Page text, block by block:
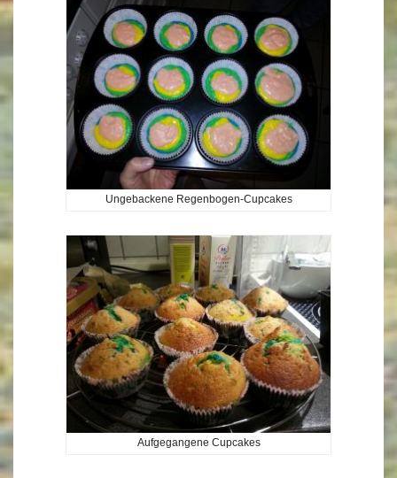
Ungebackene Regenbogen-Cupcakes
Aufgegangene Cupcakes